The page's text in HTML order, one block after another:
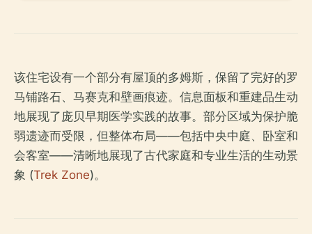
该住宅设有一个部分有屋顶的多姆斯，保留了完好的罗
马铺路石、马赛克和壁画痕迹。信息面板和重建品生动
地展现了庞贝早期医学实践的故事。部分区域为保护脆
弱遗迹而受限，但整体布局——包括中央中庭、卧室和
会客室——清晰地展现了古代家庭和专业生活的生动景
象 (Trek Zone)。